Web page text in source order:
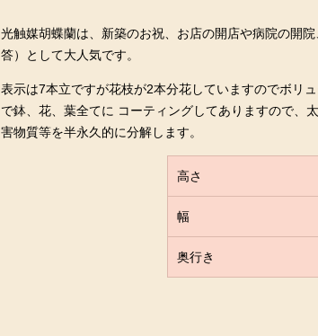
光触媒胡蝶蘭は、新築のお祝、お店の開店や病院の開
答）として大人気です。
表示は7本立ですが花枝が2本分花していますのでボリ
で鉢、花、葉全てに コーティングしてありますので、
害物質等を半永久的に分解します。
高さ
幅
奥行き